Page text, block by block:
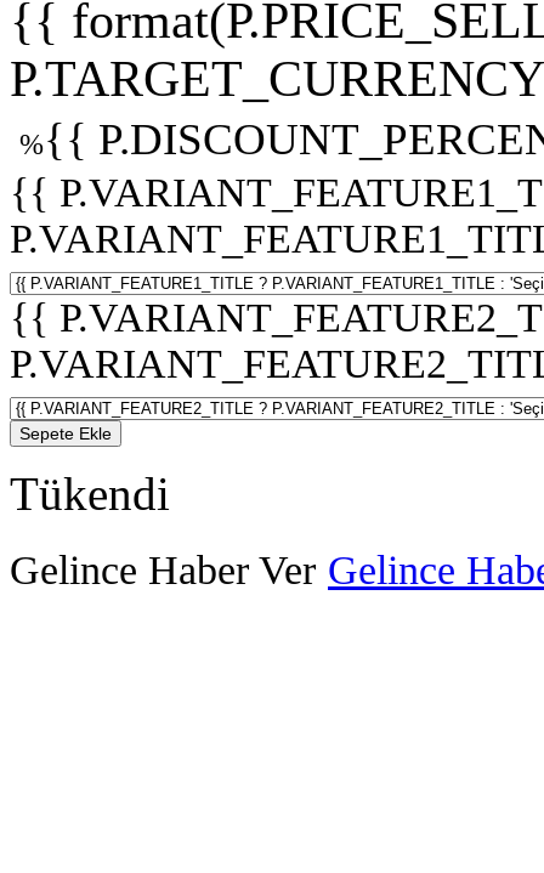
{{
%{{
{{
{{
Sepete Ekle
Tükendi
Gelince Haber Ver Gelince